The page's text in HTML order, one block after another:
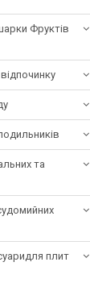
Фруктів
та
плит